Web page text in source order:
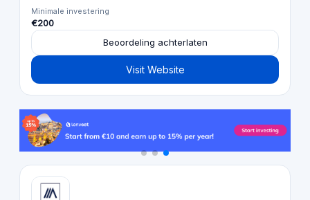
Minimale investering
€200
Beoordeling achterlaten
Visit Website